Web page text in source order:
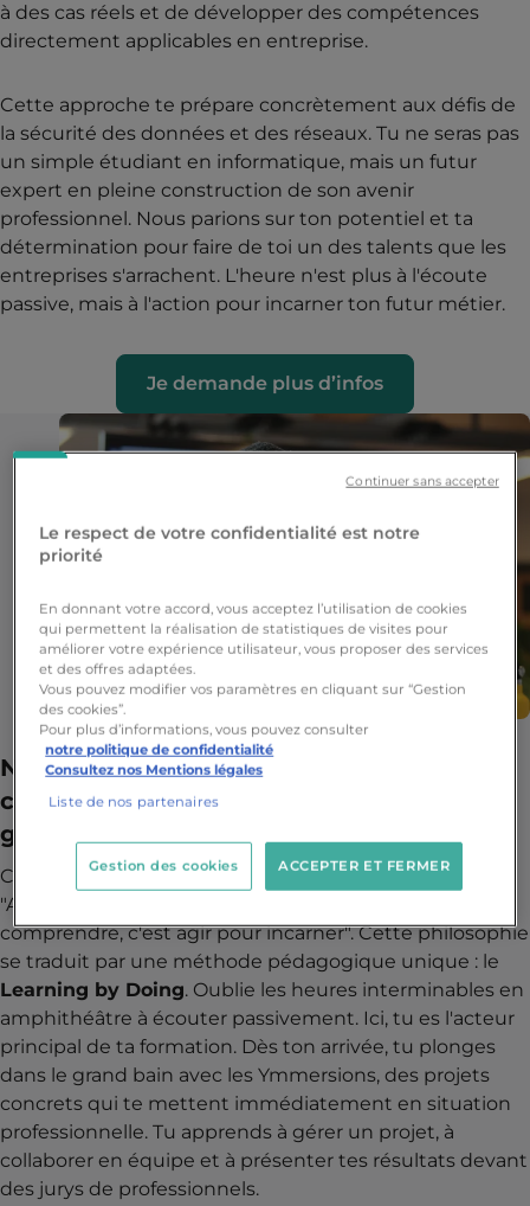
à des cas réels et de développer des compétences
directement applicables en entreprise.
Cette approche te prépare concrètement aux défis de
la sécurité des données et des réseaux. Tu ne seras pas
un simple étudiant en informatique, mais un futur
expert en pleine construction de son avenir
professionnel. Nous parions sur ton potentiel et ta
détermination pour faire de toi un des talents que les
entreprises s'arrachent. L'heure n'est plus à l'écoute
passive, mais à l'action pour incarner ton futur métier.
Je demande plus d’infos
Notre pédagogie ne ressemble à rien de
ce que tu connais, et c'est notre plus
grande force
Chez Ynov Campus, notre devise est simple :
"Apprendre chez Ynov, ce n'est pas écouter pour
comprendre, c'est agir pour incarner". Cette philosophie
se traduit par une méthode pédagogique unique : le
Learning by Doing. Oublie les heures interminables en
amphithéâtre à écouter passivement. Ici, tu es l'acteur
principal de ta formation. Dès ton arrivée, tu plonges
dans le grand bain avec les Ymmersions, des projets
concrets qui te mettent immédiatement en situation
professionnelle. Tu apprends à gérer un projet, à
collaborer en équipe et à présenter tes résultats devant
des jurys de professionnels.
Le respect de votre confidentialité est notre
priorité
En donnant votre accord, vous acceptez l’utilisation de cookies
qui permettent la réalisation de statistiques de visites pour
améliorer votre expérience utilisateur, vous proposer des services
et des offres adaptées.
Vous pouvez modifier vos paramètres en cliquant sur “Gestion
des cookies”.
Pour plus d’informations, vous pouvez consulter
notre politique de confidentialité
Consultez nos Mentions légales
Liste de nos partenaires
ACCEPTER ET FERMER
Gestion des cookies
Continuer sans accepter